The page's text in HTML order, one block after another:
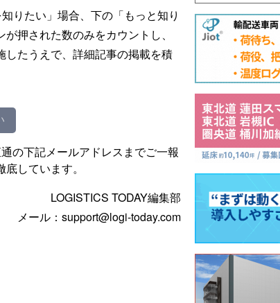
りたい」場合、下の「もっと知り
押された数のみをカウントし、
たうえで、詳細記事の掲載を積
の下記メールアドレスまでご一報
しています。
LOGISTICS TODAY編集部
メール：support@logi-today.com